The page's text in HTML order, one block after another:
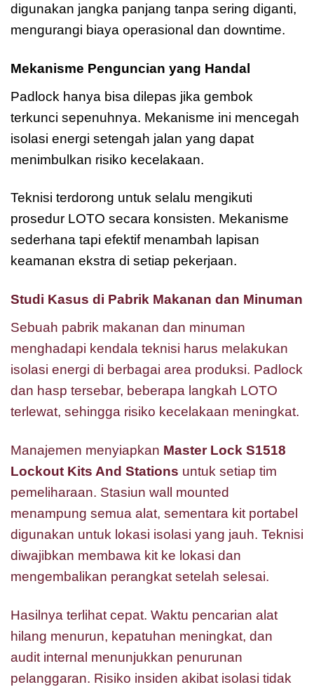
digunakan jangka panjang tanpa sering diganti,
mengurangi biaya operasional dan downtime.
Mekanisme Penguncian yang Handal
Padlock hanya bisa dilepas jika gembok
terkunci sepenuhnya. Mekanisme ini mencegah
isolasi energi setengah jalan yang dapat
menimbulkan risiko kecelakaan.
Teknisi terdorong untuk selalu mengikuti
prosedur LOTO secara konsisten. Mekanisme
sederhana tapi efektif menambah lapisan
keamanan ekstra di setiap pekerjaan.
Studi Kasus di Pabrik Makanan dan Minuman
Sebuah pabrik makanan dan minuman
menghadapi kendala teknisi harus melakukan
isolasi energi di berbagai area produksi. Padlock
dan hasp tersebar, beberapa langkah LOTO
terlewat, sehingga risiko kecelakaan meningkat.
Manajemen menyiapkan Master Lock S1518
Lockout Kits And Stations untuk setiap tim
pemeliharaan. Stasiun wall mounted
menampung semua alat, sementara kit portabel
digunakan untuk lokasi isolasi yang jauh. Teknisi
diwajibkan membawa kit ke lokasi dan
mengembalikan perangkat setelah selesai.
Hasilnya terlihat cepat. Waktu pencarian alat
hilang menurun, kepatuhan meningkat, dan
audit internal menunjukkan penurunan
pelanggaran. Risiko insiden akibat isolasi tidak